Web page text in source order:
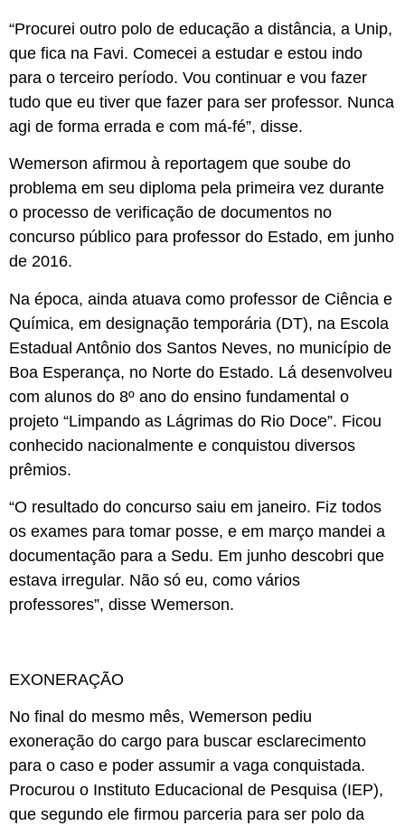
“Procurei outro polo de educação a distância, a Unip,
que fica na Favi. Comecei a estudar e estou indo
para o terceiro período. Vou continuar e vou fazer
tudo que eu tiver que fazer para ser professor. Nunca
agi de forma errada e com má-fé”, disse.
Wemerson afirmou à reportagem que soube do
problema em seu diploma pela primeira vez durante
o processo de verificação de documentos no
concurso público para professor do Estado, em junho
de 2016.
Na época, ainda atuava como professor de Ciência e
Química, em designação temporária (DT), na Escola
Estadual Antônio dos Santos Neves, no município de
Boa Esperança, no Norte do Estado. Lá desenvolveu
com alunos do 8º ano do ensino fundamental o
projeto “Limpando as Lágrimas do Rio Doce”. Ficou
conhecido nacionalmente e conquistou diversos
prêmios.
“O resultado do concurso saiu em janeiro. Fiz todos
os exames para tomar posse, e em março mandei a
documentação para a Sedu. Em junho descobri que
estava irregular. Não só eu, como vários
professores”, disse Wemerson.
EXONERAÇÃO
No final do mesmo mês, Wemerson pediu
exoneração do cargo para buscar esclarecimento
para o caso e poder assumir a vaga conquistada.
Procurou o Instituto Educacional de Pesquisa (IEP),
que segundo ele firmou parceria para ser polo da